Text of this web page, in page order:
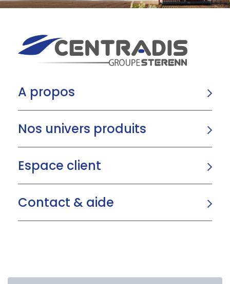
A propos
Nos univers produits
Espace client
Contact & aide